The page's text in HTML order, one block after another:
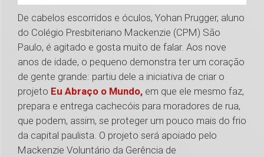
De cabelos escorridos e óculos, Yohan Prugger, aluno
do Colégio Presbiteriano Mackenzie (CPM) São
Paulo, é agitado e gosta muito de falar. Aos nove
anos de idade, o pequeno demonstra ter um coração
de gente grande: partiu dele a iniciativa de criar o
projeto Eu Abraço o Mundo, em que ele mesmo faz,
prepara e entrega cachecóis para moradores de rua,
que podem, assim, se proteger um pouco mais do frio
da capital paulista. O projeto será apoiado pelo
Mackenzie Voluntário da Gerência de